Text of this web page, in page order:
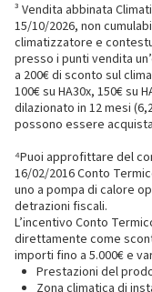
³ Vendita abbinata
15/10/2026, non
climatizzatore e
presso i punti vendita
a 200€ di sconto sul
100€ su HA30x, 150€ su
dilazionato in 12 mesi
possono essere
⁴Puoi approfittare del
16/02/2016 Conto
uno a pompa di calore
detrazioni fiscali.
L’incentivo Conto
direttamente come
importi fino a 5.000€ e
Prestazioni del
Zona climatica di